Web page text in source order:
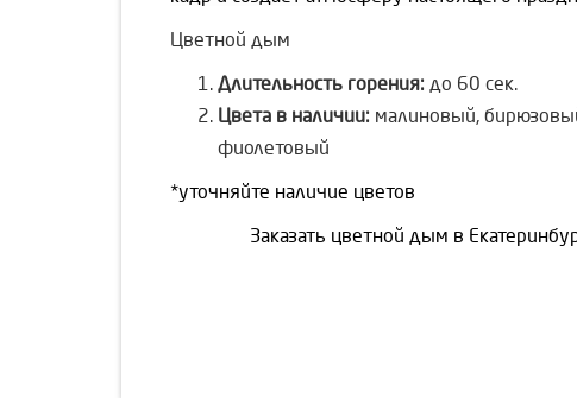
Цветной дым
Длительность горения: до 60 сек.
Цвета в наличии: малиновый,
фиолетовый
*уточняйте наличие цветов
Заказать цветной дым в